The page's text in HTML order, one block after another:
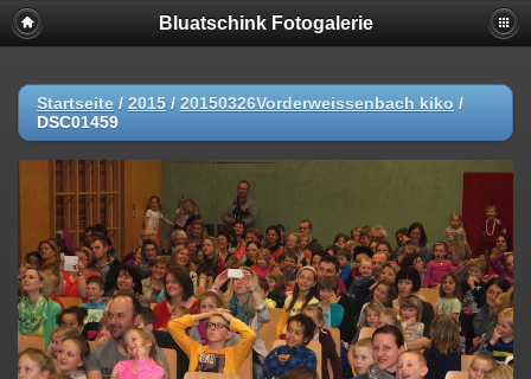
Bluatschink Fotogalerie
Startseite / 2015 / 20150326Vorderweissenbach kiko /
DSC01459